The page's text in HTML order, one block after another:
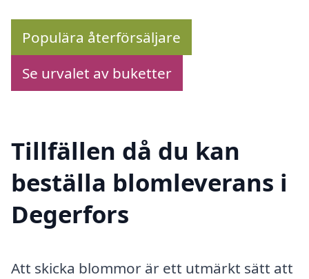
Populära återförsäljare
Se urvalet av buketter
Tillfällen då du kan
beställa blomleverans i
Degerfors
Att skicka blommor är ett utmärkt sätt att